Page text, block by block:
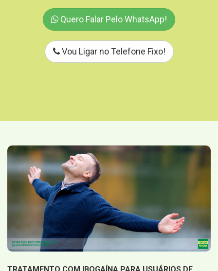
Quero Falar Pelo WhatsApp!
Vou Ligar no Telefone Fixo!